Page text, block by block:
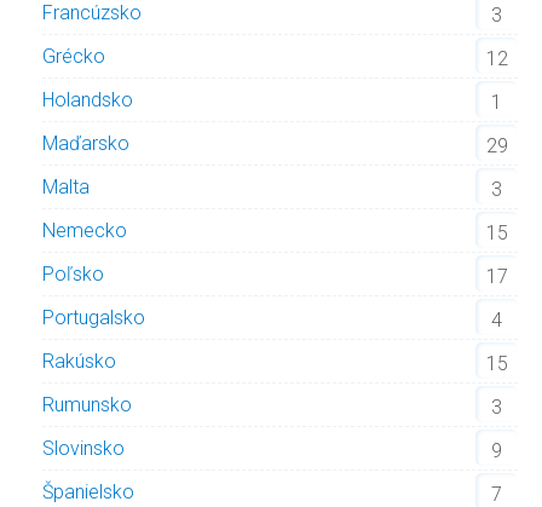
Francúzsko
3
Grécko
12
Holandsko
1
Maďarsko
29
Malta
3
Nemecko
15
Poľsko
17
Portugalsko
4
Rakúsko
15
Rumunsko
3
Slovinsko
9
Španielsko
7